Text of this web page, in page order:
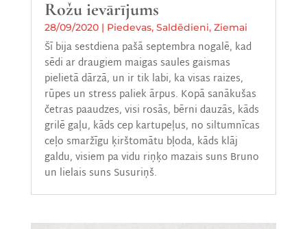
Rožu ievārījums
28/09/2020| Piedevas, Saldēdieni, Ziemai
Šī bija sestdiena pašā septembra nogalē, kad
sēdi ar draugiem maigas saules gaismas
pielietā dārzā, un ir tik labi, ka visas raizes,
rūpes un stress paliek ārpus. Kopā sanākušas
četras paaudzes, visi rosās, bērni dauzās, kāds
grilē gaļu, kāds cep kartupeļus, no siltumnīcas
ceļo smaržīgu ķirštomātu bļoda, kāds klāj
galdu, visiem pa vidu riņķo mazais suns Bruno
un lielais suns Susuriņš.